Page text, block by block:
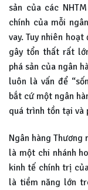
sản của các
chính của mỗi
vay. Tuy nhiên
gây tổn thất rất
phá sản của ngân
luôn là vấn để
bắt cứ một ngân
quá trình tồn tại và
Ngân hàng Thương
là một chi nhánh
kinh tế chính trị
là tiềm năng lớn